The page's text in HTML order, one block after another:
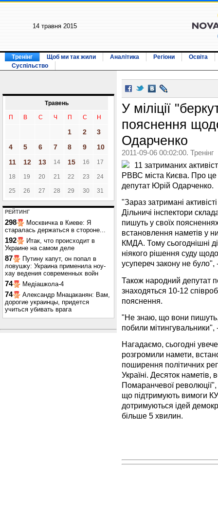
14 травня 2015
Тренінг Щоб ми так жили Аналітика Регіони
Освіта
Суспільство
Травень
П В С Ч П С Н
1 2
3
4
5 6 7 8 9
10
11
12 13 14 15 16 17
18 19 20 21 22 23 24
25 26 27 28 29 30 31
РЕЙТИНГ
298
Москвичка в Киеве: Я
старалась держаться в стороне...
192
Итак, что происходит в
Украине на самом деле
87
Путину капут, он попал в
ловушку: Украина применила ноу-
хау ведения современных войн
74 Медіашкола-4
74
Александр Мнацаканян: Вам,
дорогие украинцы, придется
учиться убивать врага
У міліції
пояснення
Одарченко
2011-09-06 00:02:00. Тренінг
11 затриманих
РВВС міста Києва. Про
депутат Юрій Одарченко.
"Зараз затримані
Дільничі інспектори
пишуть у своїх
встановлення наметів у
КМДА. Тому сьогоднішні
ніякого рішення суду
усупереч закону не було",
Також народний депутат
знаходяться 10-12
пояснення.
"Не знаю, що вони
побили мітингувальники",
Нагадаємо, сьогодні
розгромили намети,
поширення політичних
Україні. Десяток наметів,
Помаранчевої
що підтримують вимоги
дотримуються ідей
більше 5 хвилин.